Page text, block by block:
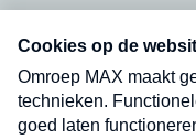
nieuwsbrief. Elke
uw mailbox.